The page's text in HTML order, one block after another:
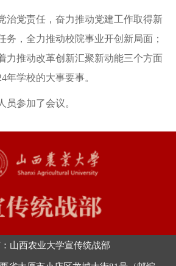
治党责任，奋力推动党建工作取得新
务，全力推动校院事业开创新局面；
力推动改革创新汇聚新动能三个方面
年学校的大事要事。
员参加了会议。
山西农业大学宣传统战部